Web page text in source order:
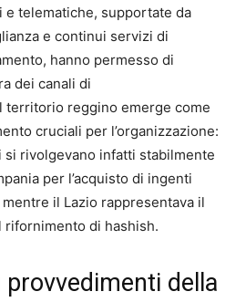
telematiche, supportate da
e continui servizi di
hanno permesso di
dei canali di
territorio reggino emerge come
cruciali per l’organizzazione:
rivolgevano infatti stabilmente
per l’acquisto di ingenti
il Lazio rappresentava il
di hashish.
della